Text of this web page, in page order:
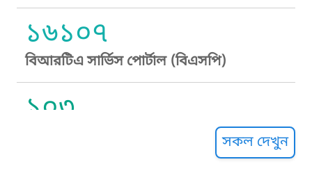
১৬১০৭
বিআরটিএ সার্ভিস পোর্টাল (বিএসপি)
১০৩
সকল দেখুন